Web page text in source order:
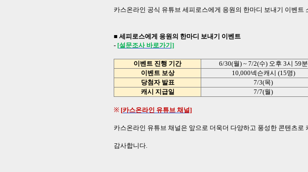
카스온라인 공식 유튜브 세피로스에게 응원의 한마디 보내기 이벤트
■ 세피로스에게 응원의 한마디 보내기 이벤트
- [설문조사 바로가기]
이벤트 진행 기간 6/30(월) ~ 7/2(수) 오후 3시 59분
이벤트 보상
10,000넥슨캐시 (15명)
당첨자 발표
7/3(목)
캐시 지급일
7/7(월)
※ [카스온라인 유튜브 채널]
카스온라인 유튜브 채널은 앞으로 더욱더 다양하고 풍성한 콘텐츠로
감사합니다.